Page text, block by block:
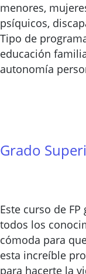
menores,
psíquicos,
Tipo de
educación
autonomía
Grado
Este curso de
todos los
cómoda para
esta increíble
para hacerte la